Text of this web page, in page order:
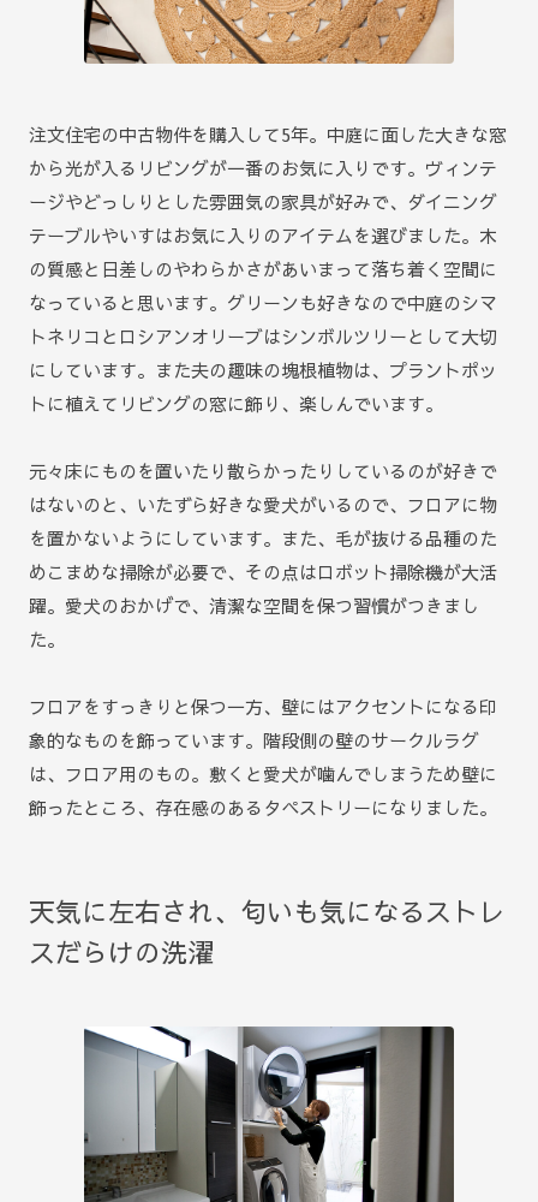
注文住宅の中古物件を購入して5年。中庭に面した大きな窓
から光が入るリビングが一番のお気に入りです。ヴィンテ
ージやどっしりとした雰囲気の家具が好みで、ダイニング
テーブルやいすはお気に入りのアイテムを選びました。木
の質感と日差しのやわらかさがあいまって落ち着く空間に
なっていると思います。グリーンも好きなので中庭のシマ
トネリコとロシアンオリーブはシンボルツリーとして大切
にしています。また夫の趣味の塊根植物は、プラントポッ
トに植えてリビングの窓に飾り、楽しんでいます。
元々床にものを置いたり散らかったりしているのが好きで
はないのと、いたずら好きな愛犬がいるので、フロアに物
を置かないようにしています。また、毛が抜ける品種のた
めこまめな掃除が必要で、その点はロボット掃除機が大活
躍。愛犬のおかげで、清潔な空間を保つ習慣がつきまし
た。
フロアをすっきりと保つ一方、壁にはアクセントになる印
象的なものを飾っています。階段側の壁のサークルラグ
は、フロア用のもの。敷くと愛犬が噛んでしまうため壁に
飾ったところ、存在感のあるタペストリーになりました。
天気に左右され、匂いも気になるストレ
スだらけの洗濯